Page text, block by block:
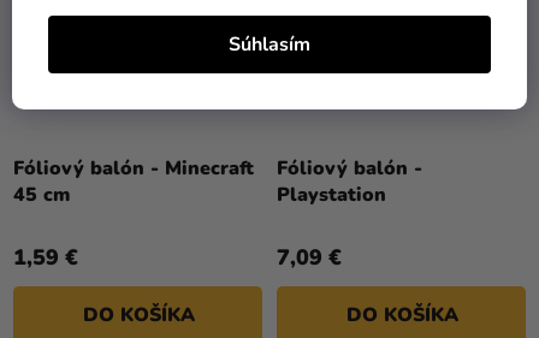
Súhlasím
Fóliový balón - Minecraft
45 cm
1,59 €
DO KOŠÍKA
Fóliový balón -
Playstation
7,09 €
DO KOŠÍKA